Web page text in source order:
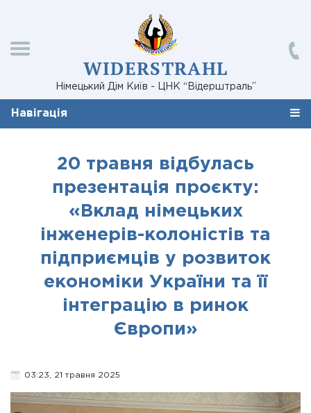
WIDERSTRAHL
Німецький Дім Київ - ЦНК “Відерштраль”
Навігація
20 травня відбулась
презентація проєкту:
«Вклад німецьких
інженерів-колоністів та
підприємців у розвиток
економіки України та її
інтеграцію в ринок
Європи»
03:23, 21 травня 2025